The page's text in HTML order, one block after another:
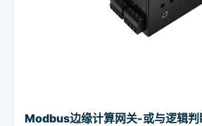
Modbus边缘计算网关-或与逻辑判